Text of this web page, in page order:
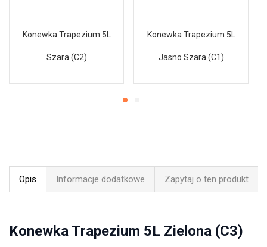
Konewka Trapezium 5L
Szara (C2)
Konewka Trapezium 5L
Jasno Szara (C1)
Opis Informacje dodatkowe Zapytaj o ten produkt
Konewka Trapezium 5L Zielona (C3)